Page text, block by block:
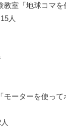
室「地球コマを
人
ーターを使って